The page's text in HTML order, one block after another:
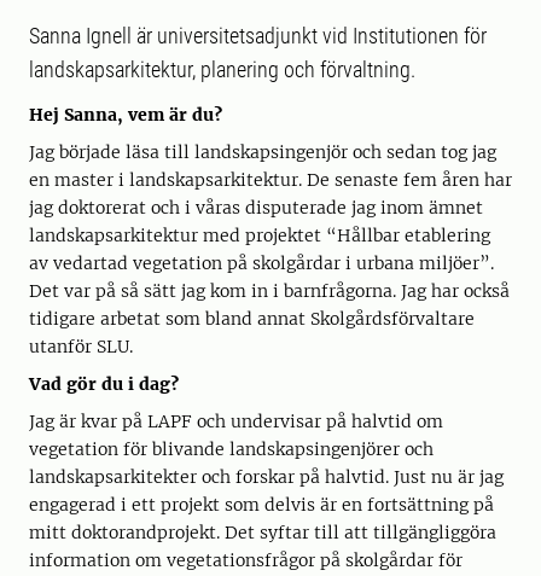
Sanna Ignell är universitetsadjunkt vid Institutionen för
landskapsarkitektur, planering och förvaltning.
Hej Sanna, vem är du?
Jag började läsa till landskapsingenjör och sedan tog jag
en master i landskapsarkitektur. De senaste fem åren har
jag doktorerat och i våras disputerade jag inom ämnet
landskapsarkitektur med projektet “Hållbar etablering
av vedartad vegetation på skolgårdar i urbana miljöer”.
Det var på så sätt jag kom in i barnfrågorna. Jag har också
tidigare arbetat som bland annat Skolgårdsförvaltare
utanför SLU.
Vad gör du i dag?
Jag är kvar på LAPF och undervisar på halvtid om
vegetation för blivande landskapsingenjörer och
landskapsarkitekter och forskar på halvtid. Just nu är jag
engagerad i ett projekt som delvis är en fortsättning på
mitt doktorandprojekt. Det syftar till att tillgängliggöra
information om vegetationsfrågor på skolgårdar för